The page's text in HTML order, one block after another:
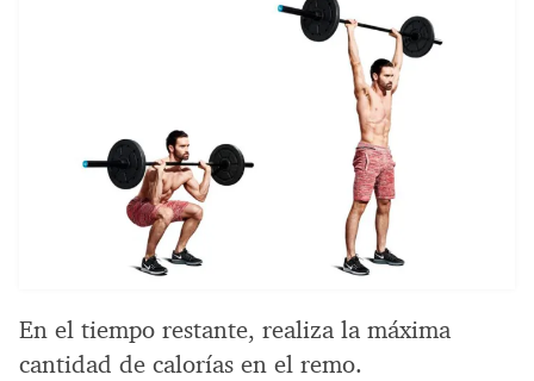
En el tiempo restante, realiza la máxima
cantidad de calorías en el remo.